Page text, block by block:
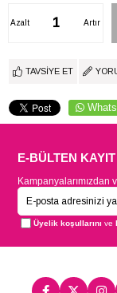
Artır
Azalt
TAVSIYE ET
E-BÜLTEN KAYIT
Üyelik koşullarını ve